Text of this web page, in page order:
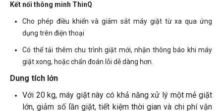
Kết nối thông minh ThinQ
Cho phép điều khiển và giám sát máy giặt từ xa qua ứng
dụng trên điện thoại
Có thể tải thêm chu trình giặt mới, nhận thông báo khi máy
giặt xong, hoặc chẩn đoán lỗi dễ dàng hơn.
Dung tích lớn
Với 20 kg, máy giặt này có khả năng xử lý một mẻ giặt
lớn, giảm số lần giặt, tiết kiệm thời gian và chi phí vận